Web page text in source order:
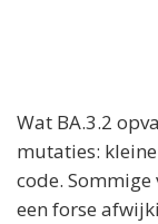
Wat BA.3.2
mutaties: kleine
code. Sommige
een forse